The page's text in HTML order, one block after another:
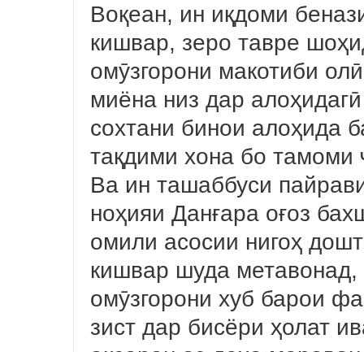
Воқеан, ин иқдоми
кишвар, зеро тавре
омӯзгорони макотиби
миёна низ дар
сохтани бинои алоҳида
тақдими хона бо тамоми
Ва ин ташаббуси
ноҳияи Данғара оғоз
омили асосии нигоҳ
кишвар шуда
омӯзгорони хуб барои
зист дар бисёри ҳолат